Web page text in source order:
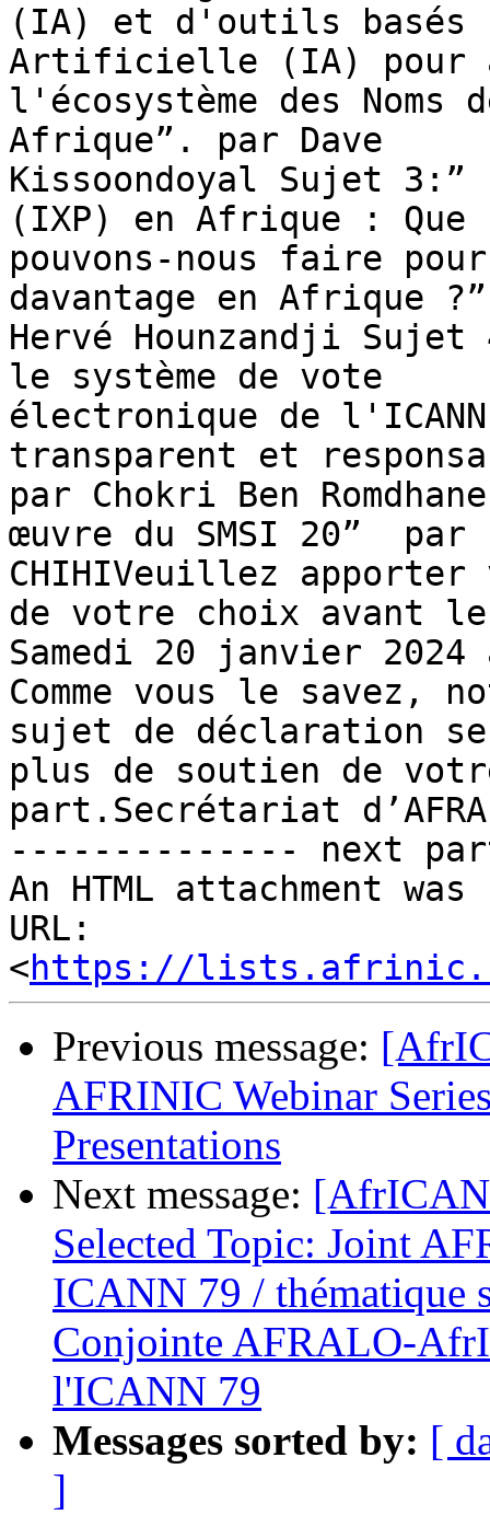
(IA) et d'outils
Artificielle (IA) pour
l'écosystème des Noms
Afrique”. par Dave
Kissoondoyal Sujet
(IXP) en Afrique : Que
pouvons-nous faire
davantage en Afrique
Hervé Hounzandji
le système de vote
électronique de
transparent et
par Chokri Ben
œuvre du SMSI 20”  par
CHIHIVeuillez
de votre choix avant le
Samedi 20 janvier 2024
Comme vous le savez,
sujet de déclaration
plus de soutien de
part.Secrétariat
-------------- next
An HTML attachment
URL:
<https://
Previous message:
AFRINIC Webinar
Presentations
Next message:
Selected Topic: Joint
ICANN 79 / thématique
Conjointe AFRALO-
l'ICANN 79
Messages sorted by: [
]